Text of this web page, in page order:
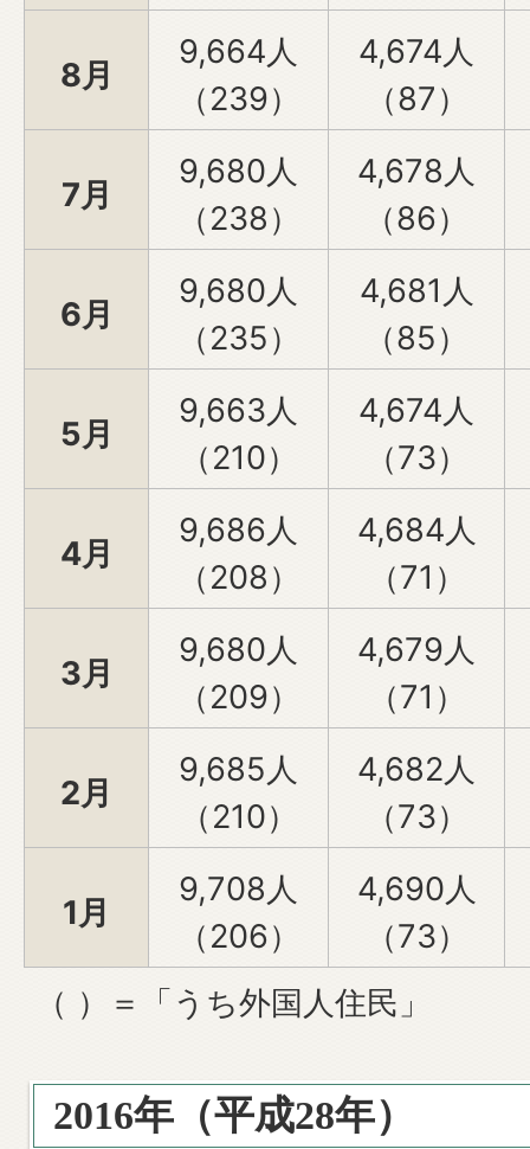
8月
9,664人
（239）
4,674人
（87）
7月
9,680人
（238）
4,678人
（86）
6月
9,680人
（235）
4,681人
（85）
5月
9,663人
（210）
4,674人
（73）
4月
9,686人
（208）
4,684人
（71）
3月
9,680人
（209）
4,679人
（71）
2月
9,685人
（210）
4,682人
（73）
1月
9,708人
（206）
4,690人
（73）
（ ）＝「うち外国人住民」
2016年（平成28年）